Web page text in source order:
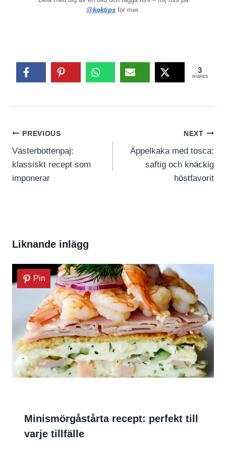
@koktips för mer.
3
SHARES
Inläggsnavigering
PREVIOUS
Västerbottenpaj:
klassiskt recept som
imponerar
NEXT
Äppelkaka med tosca:
saftig och knäckig
höstfavorit
Liknande inlägg
Pin
Minismörgåstårta recept: perfekt till
varje tillfälle